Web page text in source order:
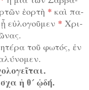
ἑ­ορ­τὴ * καὶ πα­
εὐ­λο­γοῦ­μεν * Χρι­
τοῦ φω­τός, ἐν
ἡ θ´ ᾠ­δή.